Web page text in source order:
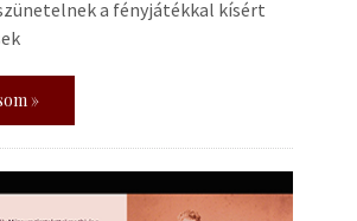
a fényjátékkal kísért
»